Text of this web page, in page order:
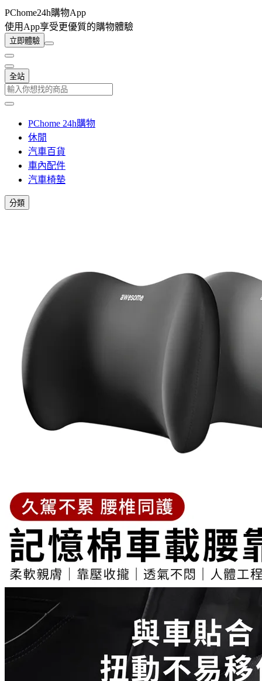
PChome24h購物App
使用App享受更優質的購物體驗
立即體驗
全站
PChome 24h購物
休閒
汽車百貨
車內配件
汽車椅墊
分類